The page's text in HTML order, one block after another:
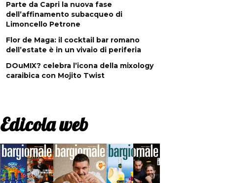
Parte da Capri la nuova fase
dell’affinamento subacqueo di
Limoncello Petrone
Flor de Maga: il cocktail bar romano
dell’estate è in un vivaio di periferia
DOuMIX? celebra l’icona della mixology
caraibica con Mojito Twist
Edicola web